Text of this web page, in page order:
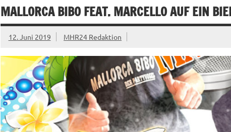
MALLORCA BIBO FEAT. MARCELLO AUF EIN
12. Juni 2019 MHR24 Redaktion